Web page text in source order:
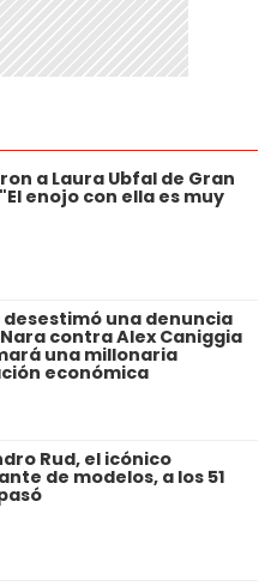
a Laura Ubfal de Gran
enojo con ella es muy
desestimó una denuncia
contra Alex Caniggia
una millonaria
económica
Rud, el icónico
de modelos, a los 51